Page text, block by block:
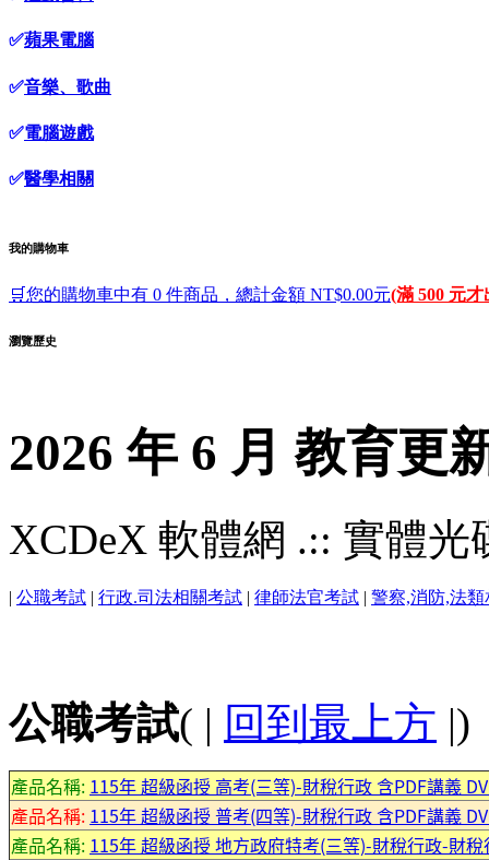
✅蘋果電腦
✅音樂、歌曲
✅電腦遊戲
✅醫學相關
我的購物車
🛒您的購物車中有 0 件商品，總計金額 NT$0.00元(滿 500 元才
瀏覽歷史
2026 年 6 月 教育更
XCDeX 軟體網 .:: 實體
| 公職考試 | 行政.司法相關考試 | 律師法官考試 | 警察,消防,法
公職考試( | 回到最上方 |)
產品名稱: 115年 超級函授 高考(三等)-財稅行政 含PDF講義
產品名稱: 115年 超級函授 普考(四等)-財稅行政 含PDF講義
產品名稱: 115年 超級函授 地方政府特考(三等)-財稅行政-財